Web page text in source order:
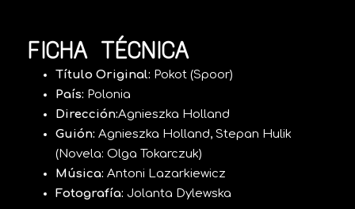
FICHA TÉCNICA
Título Original: Pokot (Spoor)
País: Polonia
Dirección:Agnieszka Holland
Guión: Agnieszka Holland, Stepan Hulik
(Novela: Olga Tokarczuk)
Música: Antoni Lazarkiewicz
Fotografía: Jolanta Dylewska